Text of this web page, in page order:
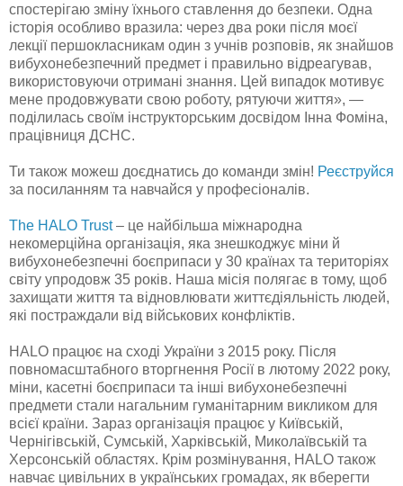
спостерігаю зміну їхнього ставлення до безпеки. Одна
історія особливо вразила: через два роки після моєї
лекції першокласникам один з учнів розповів, як знайшов
вибухонебезпечний предмет і правильно відреагував,
використовуючи отримані знання. Цей випадок мотивує
мене продовжувати свою роботу, рятуючи життя», —
поділилась своїм інструкторським досвідом Інна Фоміна,
працівниця ДСНС.
Ти також можеш доєднатись до команди змін! Реєструйся
за посиланням та навчайся у професіоналів.
The HALO Trust– це найбільша міжнародна
некомерційна організація, яка знешкоджує міни й
вибухонебезпечні боєприпаси у 30 країнах та територіях
світу упродовж 35 років. Наша місія полягає в тому, щоб
захищати життя та відновлювати життєдіяльність людей,
які постраждали від військових конфліктів.
HALO працює на сході України з 2015 року. Після
повномасштабного вторгнення Росії в лютому 2022 року,
міни, касетні боєприпаси та інші вибухонебезпечні
предмети стали нагальним гуманітарним викликом для
всієї країни. Зараз організація працює у Київській,
Чернігівській, Сумській, Харківській, Миколаївській та
Херсонській областях. Крім розмінування, HALO також
навчає цивільних в українських громадах, як вберегти